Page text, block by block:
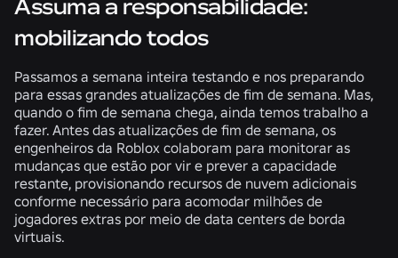
Assuma a responsabilidade:
mobilizando todos
Passamos a semana inteira testando e nos preparando
para essas grandes atualizações de fim de semana. Mas,
quando o fim de semana chega, ainda temos trabalho a
fazer. Antes das atualizações de fim de semana, os
engenheiros da Roblox colaboram para monitorar as
mudanças que estão por vir e prever a capacidade
restante, provisionando recursos de nuvem adicionais
conforme necessário para acomodar milhões de
jogadores extras por meio de data centers de borda
virtuais.